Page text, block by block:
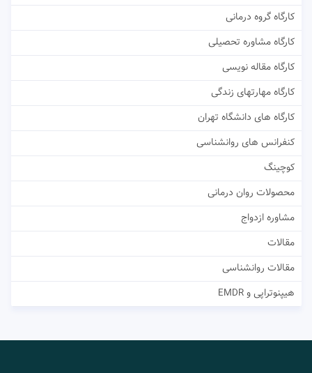
کارگاه گروه درمانی
کارگاه مشاوره تحصیلی
کارگاه مقاله نویسی
کارگاه مهارتهای زندگی
کارگاه های دانشگاه تهران
کنفرانس های روانشناسی
کوچینگ
محصولات روان درمانی
مشاوره ازدواج
مقالات
مقالات روانشناسی
هیپنوتراپی و EMDR